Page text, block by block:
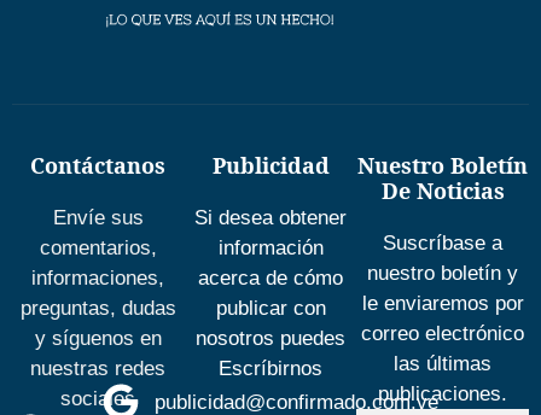
Contáctanos
Envíe sus
comentarios,
informaciones,
preguntas, dudas
y síguenos en
nuestras redes
sociales
Publicidad
Si desea obtener
información
acerca de cómo
publicar con
nosotros puedes
Escríbirnos
publicidad@confirmado.com.ve
Nuestro Boletín
De Noticias
Suscríbase a
nuestro boletín y
le enviaremos por
correo electrónico
las últimas
publicaciones.